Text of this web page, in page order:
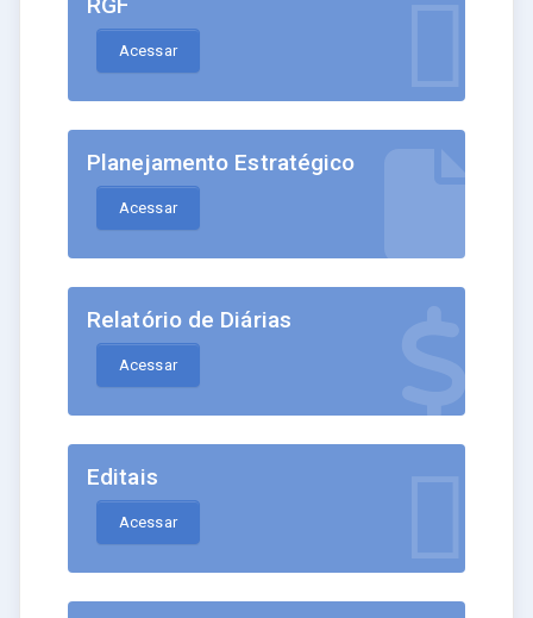
Acessar
Planejamento Estratégico
Acessar
Relatório de Diárias
Acessar
Editais
Acessar